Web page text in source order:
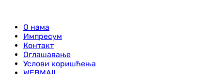
О нама
Импресум
Контакт
Оглашавање
Услови коришћења